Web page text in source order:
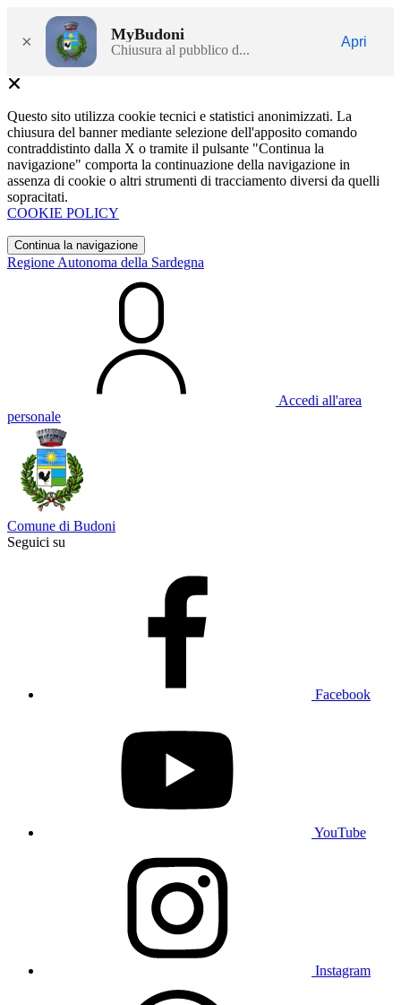
× MyBudoni
Chiusura al pubblico d...
Apri
Questo sito utilizza cookie tecnici e statistici anonimizzati. La
chiusura del banner mediante selezione dell'apposito comando
contraddistinto dalla X o tramite il pulsante "Continua la
navigazione" comporta la continuazione della navigazione in
assenza di cookie o altri strumenti di tracciamento diversi da quelli
sopracitati.
COOKIE POLICY
Continua la navigazione
Regione Autonoma della Sardegna
Accedi all'area
personale
Comune di Budoni
Seguici su
Facebook
YouTube
Instagram